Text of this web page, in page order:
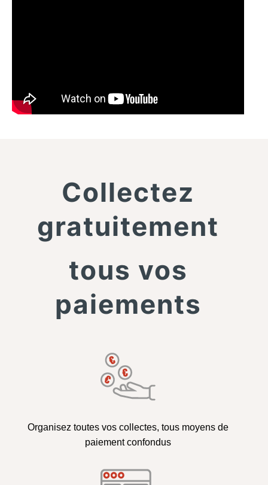
Collectez
gratuitement
tous vos
paiements
Organisez toutes vos collectes, tous moyens de
paiement confondus